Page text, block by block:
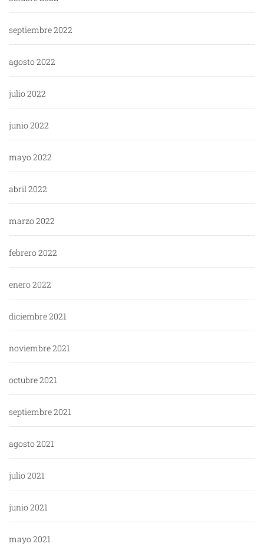
septiembre 2022
agosto 2022
julio 2022
junio 2022
mayo 2022
abril 2022
marzo 2022
febrero 2022
enero 2022
diciembre 2021
noviembre 2021
octubre 2021
septiembre 2021
agosto 2021
julio 2021
junio 2021
mayo 2021